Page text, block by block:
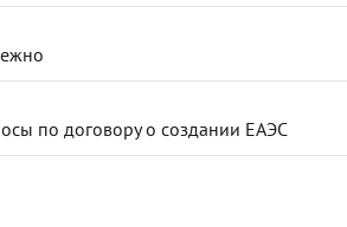
по договору о создании ЕАЭС